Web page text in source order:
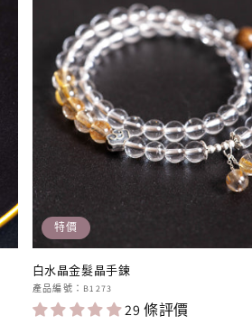
特價
白水晶金髮晶手鍊
廠
商：
產品編號：B1273
29 條評價